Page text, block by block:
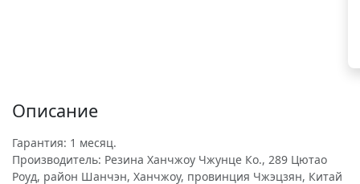
Описание
Гарантия: 1 месяц.
Производитель: Резина Ханчжоу Чжунце Ко., 289 Цютао
Роуд, район Шанчэн, Ханчжоу, провинция Чжэцзян, Китай